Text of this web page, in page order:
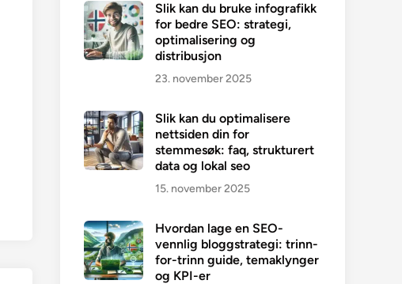
Slik kan du bruke infografikk
for bedre SEO: strategi,
optimalisering og
distribusjon
23. november 2025
Slik kan du optimalisere
nettsiden din for
stemmesøk: faq, strukturert
data og lokal seo
15. november 2025
Hvordan lage en SEO-
vennlig bloggstrategi: trinn-
for-trinn guide, temaklynger
og KPI-er